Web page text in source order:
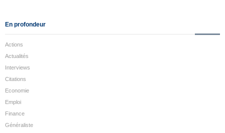
En profondeur
Actions
Actualités
Interviews
Citations
Economie
Emploi
Finance
Généraliste